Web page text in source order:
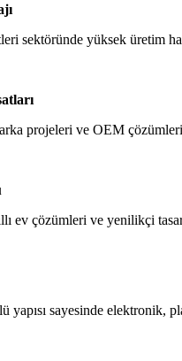
sektöründe yüksek üretim
projeleri ve OEM
ev çözümleri ve yenilikçi
yapısı sayesinde